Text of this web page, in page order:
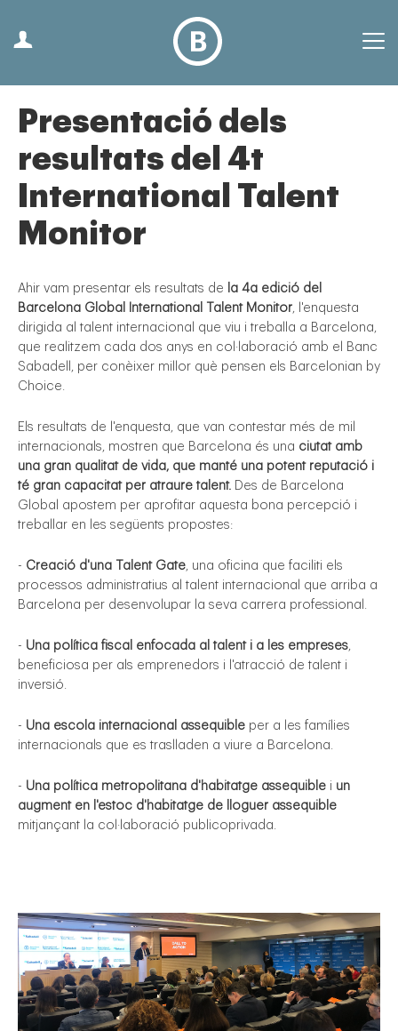
Presentació dels
resultats del 4t
International Talent
Monitor
Ahir vam presentar els resultats de la 4a edició del
Barcelona Global International Talent Monitor, l'enquesta
dirigida al talent internacional que viu i treballa a Barcelona,
que realitzem cada dos anys en col·laboració amb el Banc
Sabadell, per conèixer millor què pensen els Barcelonian by
Choice.
Els resultats de l'enquesta, que van contestar més de mil
internacionals, mostren que Barcelona és una ciutat amb
una gran qualitat de vida, que manté una potent reputació i
té gran capacitat per atraure talent. Des de Barcelona
Global apostem per aprofitar aquesta bona percepció i
treballar en les següents propostes:
- Creació d'una Talent Gate, una oficina que faciliti els
processos administratius al talent internacional que arriba a
Barcelona per desenvolupar la seva carrera professional.
- Una política fiscal enfocada al talent i a les empreses,
beneficiosa per als emprenedors i l'atracció de talent i
inversió.
- Una escola internacional assequible per a les famílies
internacionals que es traslladen a viure a Barcelona.
- Una política metropolitana d'habitatge assequible i un
augment en l'estoc d'habitatge de lloguer assequible
mitjançant la col·laboració publicoprivada.